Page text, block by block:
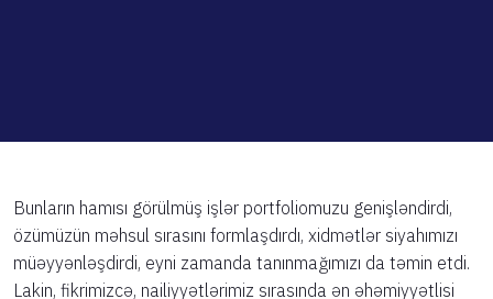
Bunların hamısı görülmüş işlər portfoliomuzu genişləndirdi,
özümüzün məhsul sırasını formlaşdırdı, xidmətlər siyahımızı
müəyyənləşdirdi, eyni zamanda tanınmağımızı da təmin etdi.
Lakin, fikrimizcə, nailiyyətlərimiz sırasında ən əhəmiyyətlisi